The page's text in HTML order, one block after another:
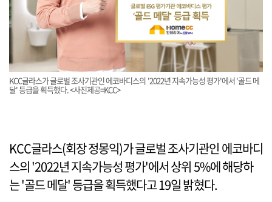
KCC글라스가 글로벌 조사기관인 에코바디스의 '2022년 지속가능성 평가'에서 '골드 메
달' 등급을 획득했다. <사진제공=KCC>
KCC글라스(회장 정몽익)가 글로벌 조사기관인 에코바디
스의 '2022년 지속가능성 평가'에서 상위 5%에 해당하
는 '골드 메달' 등급을 획득했다고 19일 밝혔다.